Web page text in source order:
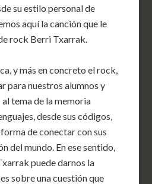
su estilo personal de
aquí la canción que le
rock Berri Txarrak.
y más en concreto el rock,
para nuestros alumnos y
tema de la memoria
desde sus códigos,
de conectar con sus
del mundo. En ese sentido,
puede darnos la
sobre una cuestión que